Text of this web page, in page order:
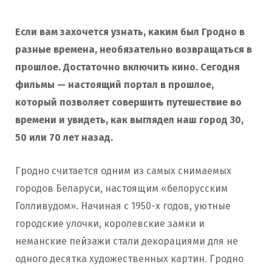
Если вам захочется узнать, каким был Гродно в
разные времена, необязательно возвращаться в
прошлое. Достаточно включить кино. Сегодня
фильмы — настоящий портал в прошлое,
который позволяет совершить путешествие во
времени и увидеть, как выглядел наш город 30,
50 или 70 лет назад.
Гродно считается одним из самых снимаемых
городов Беларуси, настоящим «белорусским
Голливудом». Начиная с 1950-х годов, уютные
городские улочки, королевские замки и
неманские пейзажи стали декорациями для не
одного десятка художественных картин. Гродно